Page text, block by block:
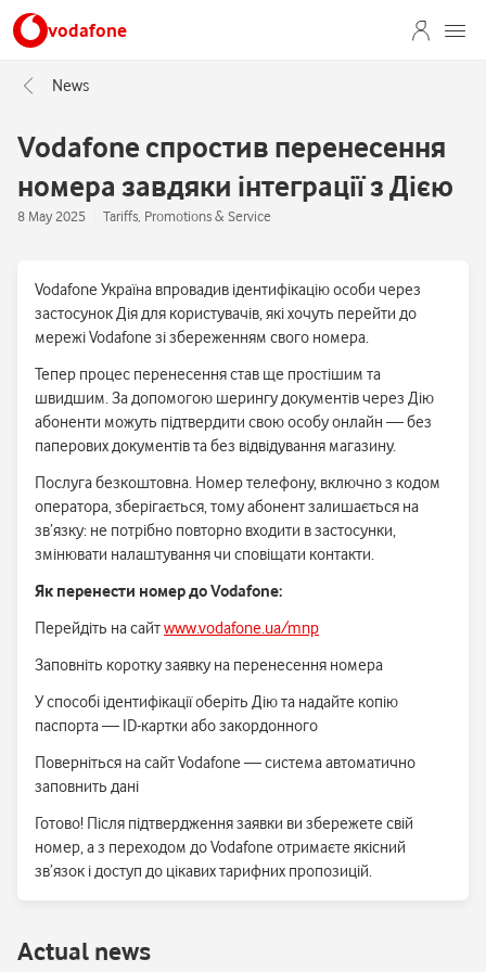
vodafone
News
Vodafone спростив перенесення
номера завдяки інтеграції з Дією
8 May 2025 Tariffs, Promotions & Service
Vodafone Україна впровадив ідентифікацію особи через
застосунок Дія для користувачів, які хочуть перейти до
мережі Vodafone зі збереженням свого номера.
Тепер процес перенесення став ще простішим та
швидшим. За допомогою шерингу документів через Дію
абоненти можуть підтвердити свою особу онлайн — без
паперових документів та без відвідування магазину.
Послуга безкоштовна. Номер телефону, включно з кодом
оператора, зберігається, тому абонент залишається на
зв’язку: не потрібно повторно входити в застосунки,
змінювати налаштування чи сповіщати контакти.
Як перенести номер доVodafone:
Перейдіть на сайтwww.vodafone.ua/mnp
Заповніть коротку заявку на перенесення номера
У способі ідентифікації оберіть Дію та надайте копію
паспорта — ID-картки або закордонного
Поверніться на сайт Vodafone — система автоматично
заповнить дані
Готово! Після підтвердження заявки ви збережете свій
номер, а з переходом до Vodafone отримаєте якісний
зв’язок і доступ до цікавих тарифних пропозицій.
Аctual news